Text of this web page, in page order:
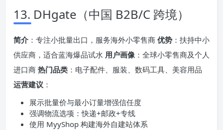
13. DHgate（中国 B2B/C 跨境）
简介 ：专注小批量出口，服务海外小零售商 优势 ：扶持中小
供应商，适合蓝海爆品试水 用户画像：全球小零售商及个人
进口商 热门品类 ：电子配件、服装、数码工具、美容用品
运营建议 ：
展示批量价与最小订量增强信任度
强调物流选项：快递+邮政+专线
使用 MyyShop 构建海外自建站体系